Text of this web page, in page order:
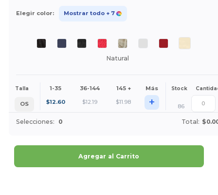
Elegir color: Mostrar todo + 7
Natural
Talla 1-35 36-144 145 + Más Stock
OS $12.60 $12.19 $11.98 + 86
Selecciones: 0 Total:
Agregar al Carrito